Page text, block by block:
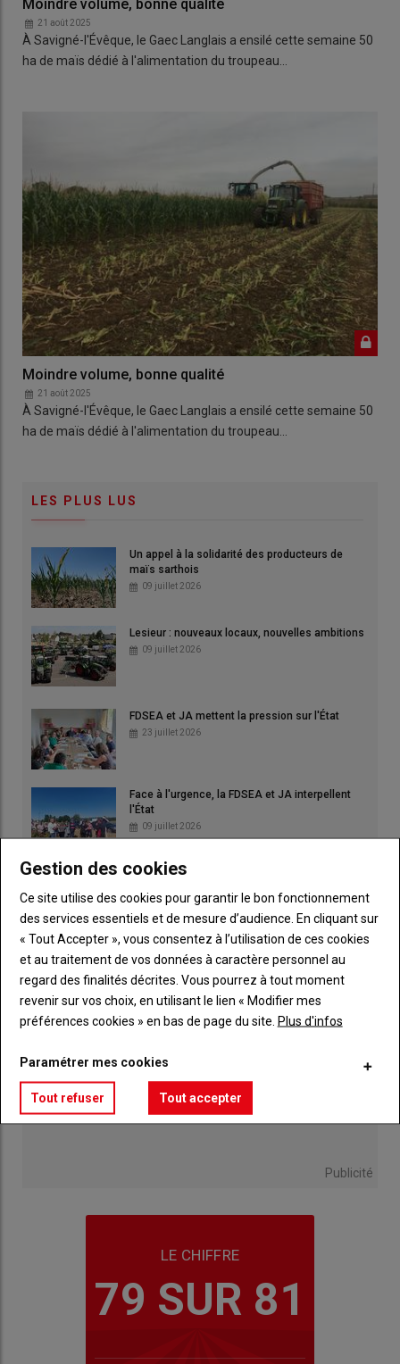
Moindre volume, bonne qualité
21 août 2025
À Savigné-l'Évêque, le Gaec Langlais a ensilé cette semaine 50
ha de maïs dédié à l'alimentation du troupeau…
Moindre volume, bonne qualité
21 août 2025
À Savigné-l'Évêque, le Gaec Langlais a ensilé cette semaine 50
ha de maïs dédié à l'alimentation du troupeau…
LES PLUS LUS
Un appel à la solidarité des producteurs de
maïs sarthois
09 juillet 2026
Lesieur : nouveaux locaux, nouvelles ambitions
09 juillet 2026
FDSEA et JA mettent la pression sur l'État
23 juillet 2026
Face à l'urgence, la FDSEA et JA interpellent
l'État
09 juillet 2026
Face à la crise fourragère, l'élevage laitier
30 juillet 2026
Publicité
LE CHIFFRE
79 SUR 81
Gestion des cookies
Ce site utilise des cookies pour garantir le bon fonctionnement
des services essentiels et de mesure d’audience. En cliquant sur
« Tout Accepter », vous consentez à l’utilisation de ces cookies
et au traitement de vos données à caractère personnel au
regard des finalités décrites. Vous pourrez à tout moment
revenir sur vos choix, en utilisant le lien « Modifier mes
préférences cookies » en bas de page du site. Plus d'infos
Paramétrer mes cookies
Tout refuser Tout accepter